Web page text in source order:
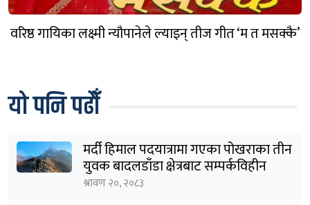
वरिष्ठ गायिका लक्ष्मी न्यौपानेले ल्याइन् तीज गीत ‘म त मसक्कै’
यो पनि पढौँ
मर्दी हिमाल पदयात्रामा गएका पोखराका तीन
युवक बादलडाँडा क्षेत्रबाट सम्पर्कविहीन
श्रावण २०, २०८३